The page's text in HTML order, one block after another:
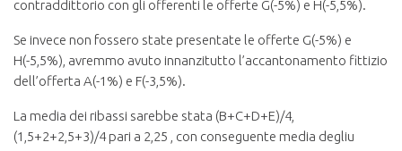
contraddittorio con gli offerenti le offerte G(-5%) e H(-5,5%).
Se invece non fossero state presentate le offerte G(-5%) e
H(-5,5%), avremmo avuto innanzitutto l’accantonamento fittizio
dell’offerta A(-1%) e F(-3,5%).
La media dei ribassi sarebbe stata (B+C+D+E)/4,
(1,5+2+2,5+3)/4 pari a 2,25 , con conseguente media degliu